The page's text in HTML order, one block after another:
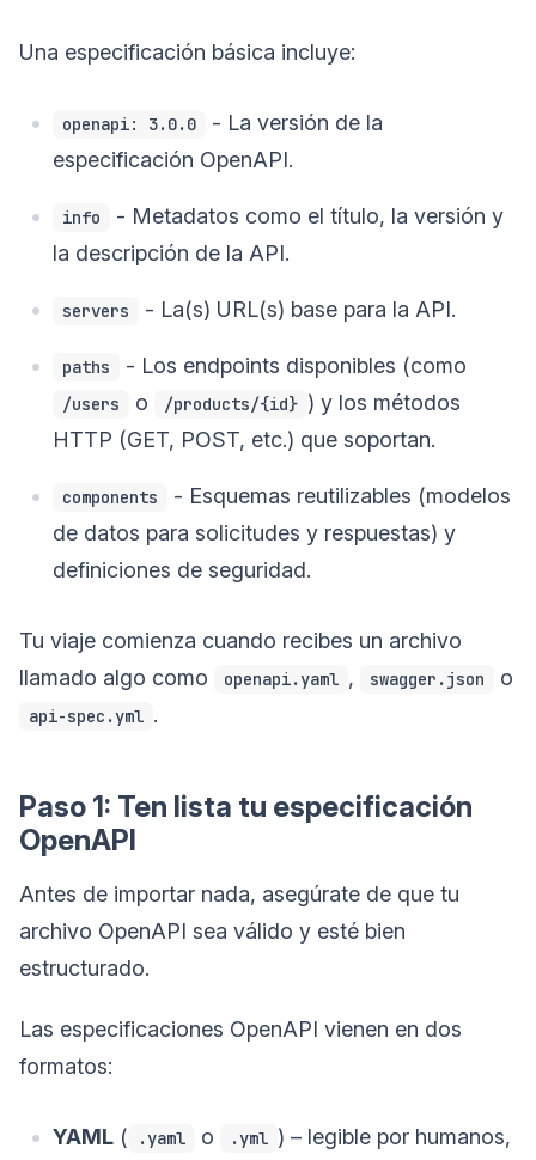
Una especificación básica incluye:
openapi: 3.0.0
- La versión de la
especificación OpenAPI.
info
- Metadatos como el título, la versión y
la descripción de la API.
servers - La(s) URL(s) base para la API.
paths - Los endpoints disponibles (como
/users o /products/{id} ) y los métodos
HTTP (GET, POST, etc.) que soportan.
components
- Esquemas reutilizables (modelos
de datos para solicitudes y respuestas) y
definiciones de seguridad.
Tu viaje comienza cuando recibes un archivo
llamado algo como
openapi.yaml , swagger.json o
api-spec.yml .
Paso 1: Ten lista tu especificación
OpenAPI
Antes de importar nada, asegúrate de que tu
archivo OpenAPI sea válido y esté bien
estructurado.
Las especificaciones OpenAPI vienen en dos
formatos:
YAML ( .yaml o .yml ) – legible por humanos,